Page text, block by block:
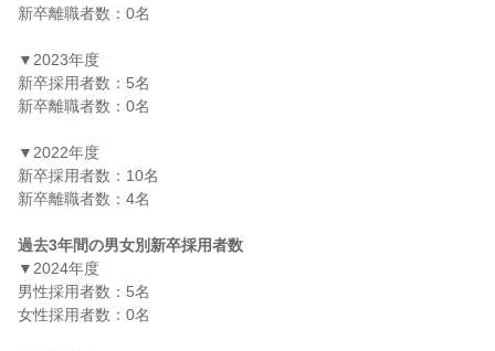
新卒離職者数：0名
▼2023年度
新卒採用者数：5名
新卒離職者数：0名
▼2022年度
新卒採用者数：10名
新卒離職者数：4名
過去3年間の男女別新卒採用者数
▼2024年度
男性採用者数：5名
女性採用者数：0名